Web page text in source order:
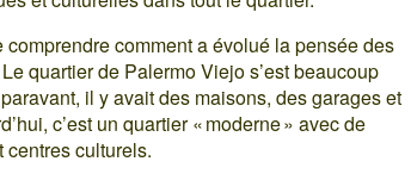
comprendre comment a évolué la pensée des
quartier de Palermo Viejo s’est beaucoup
il y avait des maisons, des garages et
c’est un quartier « moderne » avec de
centres culturels.